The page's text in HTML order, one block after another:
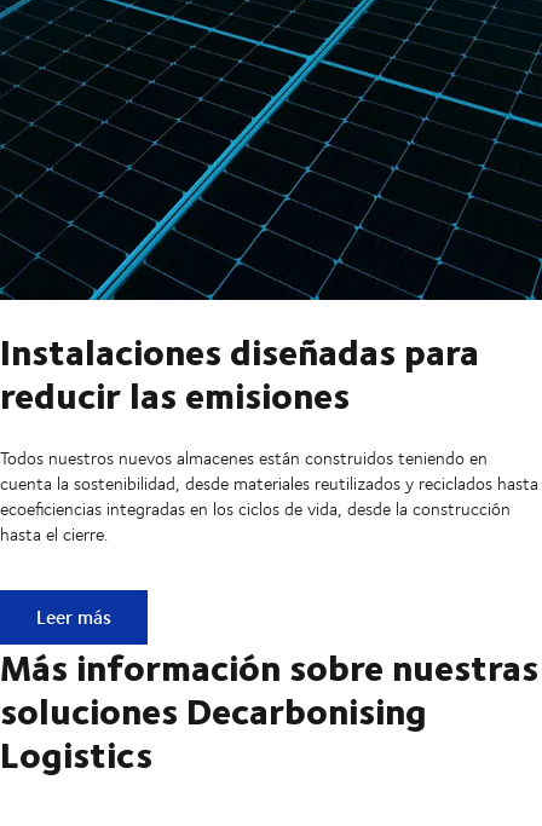
Instalaciones diseñadas para
reducir las emisiones
Todos nuestros nuevos almacenes están construidos teniendo en
cuenta la sostenibilidad, desde materiales reutilizados y reciclados hasta
ecoeficiencias integradas en los ciclos de vida, desde la construcción
hasta el cierre.
Instalaciones diseñadas para reducir las emisiones
Leer más
Más información sobre nuestras
soluciones Decarbonising
Logistics